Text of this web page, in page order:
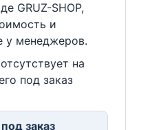
GRUZ-SHOP,
и
у менеджеров.
на
под заказ
заказ